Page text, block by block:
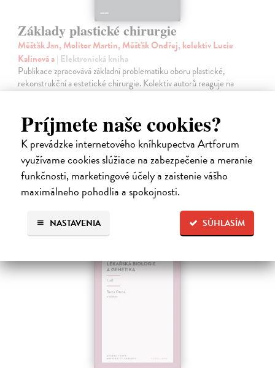
Príjmete naše cookies?
K prevádzke internetového kníhkupectva Artforum
využívame cookies slúžiace na zabezpečenie a meranie
funkčnosti, marketingové účely a zaistenie vášho
maximálneho pohodlia a spokojnosti.
SÚHLASÍM
NASTAVENIA
Základy plastické chirurgie
Měšťák Jan, Molitor Martin, Měšťák Ondřej, kolektiv Lucie
Kalinová a| Elektronická kniha
Publikace zpracovává základní problematiku oboru plastické,
rekonstrukční a estetické chirurgie. Kolektiv autorů reaguje na
skutečnost, že v plastické chirurgii – stejně jako v ostatních
Na stiahnutie akoPDF
10,00 €